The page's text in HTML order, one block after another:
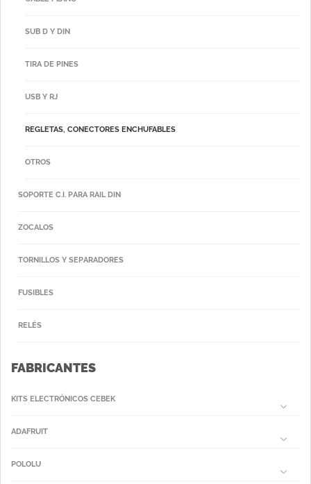
SUB D Y DIN
TIRA DE PINES
USB Y RJ
REGLETAS, CONECTORES ENCHUFABLES
OTROS
SOPORTE C.I. PARA RAIL DIN
ZOCALOS
TORNILLOS Y SEPARADORES
FUSIBLES
RELÉS
FABRICANTES
KITS ELECTRÓNICOS CEBEK
ADAFRUIT
POLOLU